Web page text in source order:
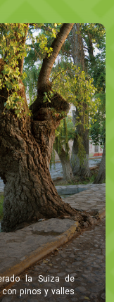
la Suiza de
pinos y valles